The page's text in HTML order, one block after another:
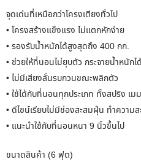
จุดเด่นที่เหนือกว่าโครงเตียงทั่วไป
• โครงสร้างแข็งแรง ไม่แตกหักง่าย
• รองรับน้ำหนักได้สูงสุดถึง 400 กก.
• ช่วยให้ที่นอนไม่ยุบตัว กระจายน้ำหนักไ
• ไม่มีเสียงลั่นรบกวนขณะพลิกตัว
• ใช้ได้กับที่นอนทุกประเภท ทั้งสปริง เม
• ดีไซน์เรียบไม่มีช่องสะสมฝุ่น ทำความ
• แนะนำใช้กับที่นอนหนา 9 นิ้วขึ้นไป
ขนาดสินค้า (6 ฟุต)